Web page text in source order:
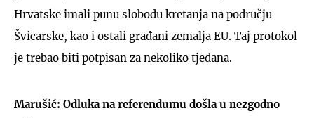
Hrvatske imali punu slobodu kretanja na području
Švicarske, kao i ostali građani zemalja EU. Taj protokol
je trebao biti potpisan za nekoliko tjedana.
Marušić: Odluka na referendumu došla u nezgodno